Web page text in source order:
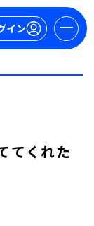
イン
てくれた